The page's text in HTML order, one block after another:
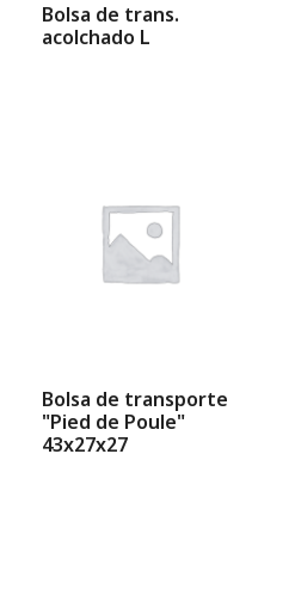
Bolsa de trans.
acolchado L
Bolsa de transporte
"Pied de Poule"
43x27x27